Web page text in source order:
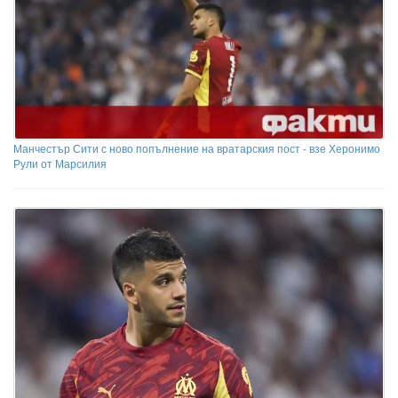
Манчестър Сити с ново попълнение на вратарския пост - взе Херонимо
Рули от Марсилия